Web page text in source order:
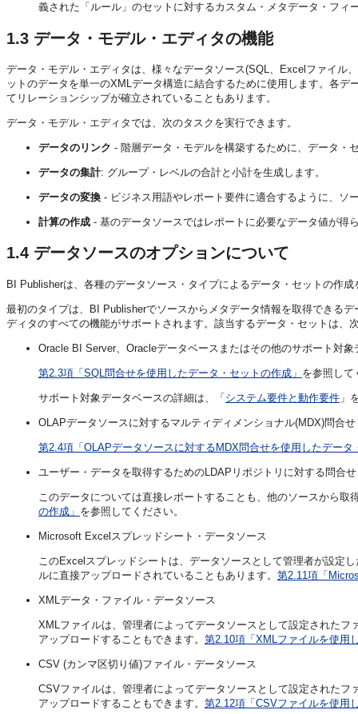
義された「ルール」のセットに対するカスタム・メタデータ・フィ
1.3 データ・モデル・エディタの機能
データ・モデル・エディタは、様々なデータソース(SQL、Excelファイル
ットのデータを単一のXMLデータ構造に結合するために使用します。各
てリレーションシップが確立されていることもあります。
データ・モデル・エディタでは、次のタスクを実行できます。
データのリンク - 階層データ・モデルを構築するために、データ・
データの集計: グループ・レベルの合計と小計を生成します。
データの変換 - ビジネス用語やレポート要件に適合するように、ソ
計算の作成 - 基のデータソースではレポートに必要なデータ値が得
1.4 データソースのオプションについて
BI Publisherは、各種のデータソース・タイプによるデータ・セットの作
最初のタイプは、BI Publisherでソースからメタデータ情報を取得できる
ディタのすべての機能がサポートされます。該当するデータ・セットは、
Oracle BI Server、Oracleデータベースまたはその他のサポート対
第2.3項「SQL問合せを使用したデータ・セットの作成」 を参照して
サポート対象データベースの詳細は、「 システム要件と動作要件 」
OLAPデータソースに対するマルティディメンショナル(MDX)問合せ
第2.4項「OLAPデータソースに対するMDX問合せを使用したデータ
ユーザー・データを取得するためのLDAPリポジトリに対する問合せ
このデータについては直接レポートすることも、他のソースから取
の作成」 を参照してください。
Microsoft Excelスプレッドシート・データソース
このExcelスプレッドシートは、データソースとして管理者が設定
ルに直接アップロードされていることもあります。 第2.11項「
XMLデータ・ファイル・データソース
XMLファイルは、管理者によってデータソースとして設定された
アップロードすることもできます。 第2.10項「XMLファイルを使用
CSV (カンマ区切り値)ファイル・データソース
CSVファイルは、管理者によってデータソースとして設定された
アップロードすることもできます。 第2.12項「CSVファイルを使用